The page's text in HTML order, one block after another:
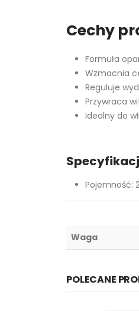
Cechy
Formuła
Wzmacnia
Reguluje
Przywraca
Idealny do
Pojemność:
Waga
POLECANE